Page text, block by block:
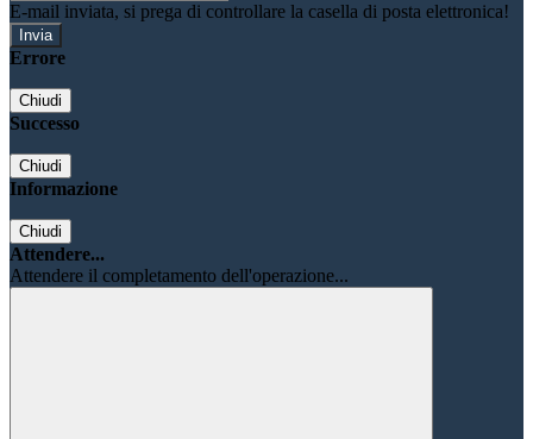
E-mail inviata, si prega di controllare la casella di posta elettronica!
Errore
Chiudi
Successo
Chiudi
Informazione
Chiudi
Attendere...
Attendere il completamento dell'operazione...